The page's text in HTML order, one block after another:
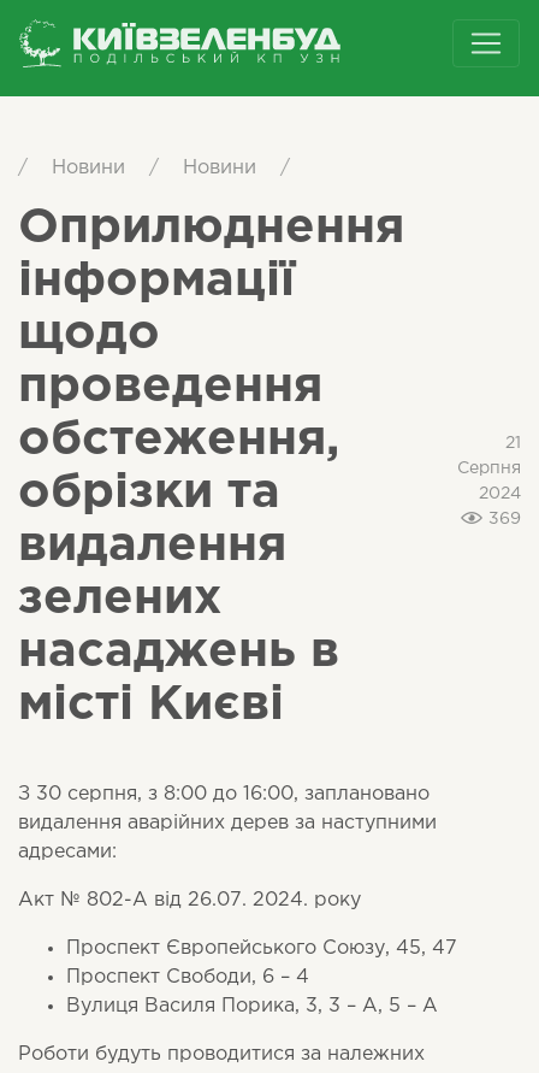
/ Новини / Новини /
Оприлюднення
інформації
щодо
проведення
обстеження,
обрізки та
видалення
зелених
насаджень в
місті Києві
21
Серпня
2024
369
З 30 серпня, з 8:00 до 16:00, заплановано
видалення аварійних дерев за наступними
адресами:
Акт № 802-A від 26.07. 2024. року
Проспект Європейського Союзу, 45, 47
Проспект Свободи, 6 – 4
Вулиця Василя Порика, 3, 3 – А, 5 – A
Роботи будуть проводитися за належних